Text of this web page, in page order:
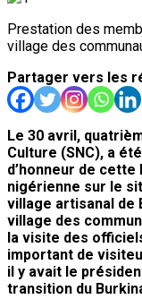
Le 30 avril,
d’honneur de cette
nigérienne sur le
village artisanal de
village des
la visite des
important de
il y avait le
transition du
accompagné des
burkibabè en
Ouedraogo qui
Colonel-Major
délégation du